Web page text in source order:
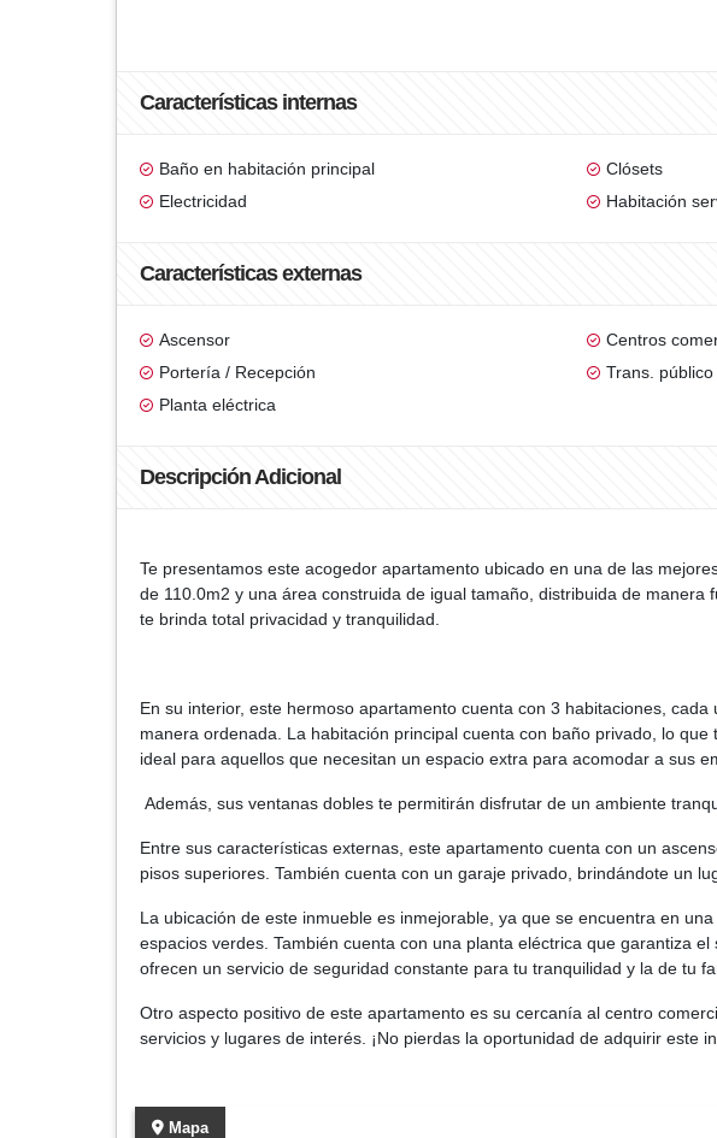
Características internas
Baño en habitación principal Clósets
Electricidad
Habitación
Características externas
Ascensor Centros
Portería / Recepción
Trans.
Planta eléctrica
Descripción Adicional
Te presentamos este acogedor apartamento ubicado en una de las
de 110.0m2 y una área construida de igual tamaño, distribuida de
te brinda total privacidad y tranquilidad.
En su interior, este hermoso apartamento cuenta con 3 habitaciones,
manera ordenada. La habitación principal cuenta con baño privado, lo
ideal para aquellos que necesitan un espacio extra para acomodar a sus
Además, sus ventanas dobles te permitirán disfrutar de un ambiente
Entre sus características externas, este apartamento cuenta con un
pisos superiores. También cuenta con un garaje privado, brindándote un
La ubicación de este inmueble es inmejorable, ya que se encuentra en
espacios verdes. También cuenta con una planta eléctrica que garantiza
ofrecen un servicio de seguridad constante para tu tranquilidad y la de tu
Otro aspecto positivo de este apartamento es su cercanía al centro
servicios y lugares de interés. ¡No pierdas la oportunidad de adquirir este
Mapa